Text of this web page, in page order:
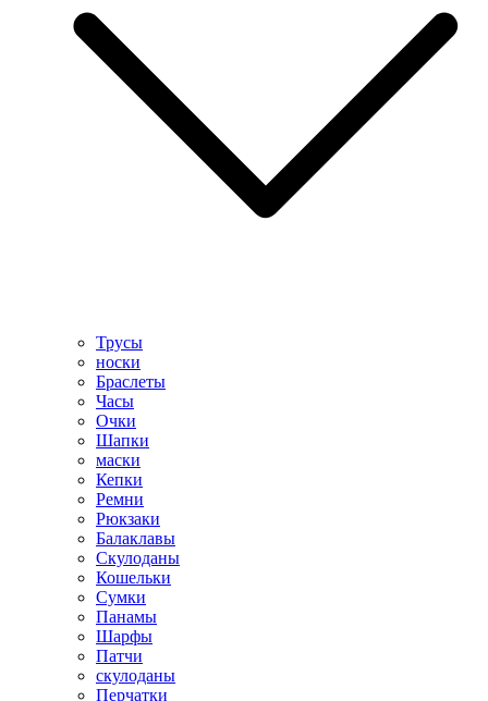
Трусы
носки
Браслеты
Часы
Очки
Шапки
маски
Кепки
Ремни
Рюкзаки
Балаклавы
Скулоданы
Кошельки
Сумки
Панамы
Шарфы
Патчи
скулоданы
Перчатки